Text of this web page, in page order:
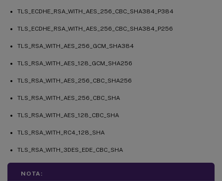
TLS_ECDHE_RSA_WITH_AES_256_CBC_SHA384_P384
TLS_ECDHE_RSA_WITH_AES_256_CBC_SHA384_P256
TLS_RSA_WITH_AES_256_GCM_SHA384
TLS_RSA_WITH_AES_128_GCM_SHA256
TLS_RSA_WITH_AES_256_CBC_SHA256
TLS_RSA_WITH_AES_256_CBC_SHA
TLS_RSA_WITH_AES_128_CBC_SHA
TLS_RSA_WITH_RC4_128_SHA
TLS_RSA_WITH_3DES_EDE_CBC_SHA
NOTA: